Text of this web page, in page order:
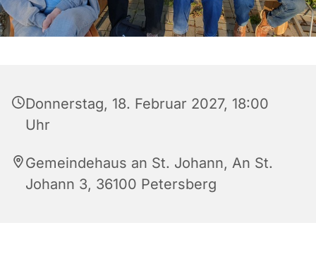
Donnerstag, 18. Februar 2027, 18:00
Uhr
Gemeindehaus an St. Johann, An St.
Johann 3, 36100 Petersberg